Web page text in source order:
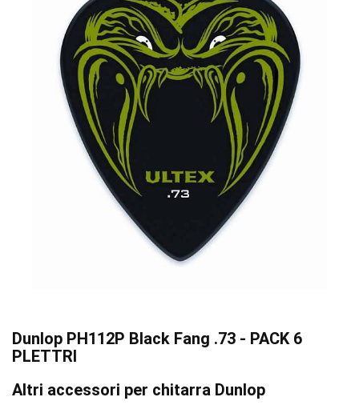
Dunlop PH112P Black Fang .73 - PACK 6
PLETTRI
Altri accessori per chitarra Dunlop